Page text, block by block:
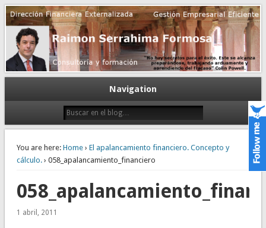
Dirección financiera de la PyME
Gestión empresarial eficiente. Dirección financiera externalizada.
Navigation
You are here: Home› El apalancamiento financiero. Concepto y
cálculo.› 058_apalancamiento_financiero
1 abril, 2011